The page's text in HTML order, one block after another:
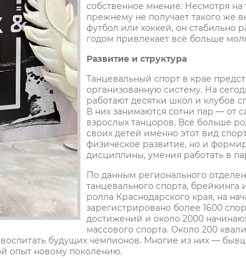
собственное мнение. Несмотря на
прежнему не получает такого же
футбол или хоккей, он стабильно
годом привлекает всё больше
Развитие и структура
Танцевальный спорт в крае
организованную систему. На
работают десятки школ и клубов
В них занимаются сотни пар — от
взрослых танцоров. Всё больше
своих детей именно этот вид
физическое развитие, но и
дисциплины, умения работать в
По данным регионального
танцевального спорта, брейкинга
ролла Краснодарского края, на
зарегистрировано более 1600
достижений и около 2000
массового спорта. Около 200
будущих чемпионов. Многие из них —
опыт новому поколению.